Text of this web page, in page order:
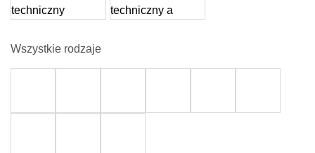
Wszystkie rodzaje